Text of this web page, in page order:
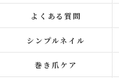
よくある質問
シンプルネイル
巻き爪ケア